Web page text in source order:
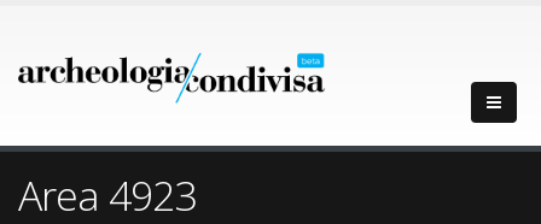
Area 4923